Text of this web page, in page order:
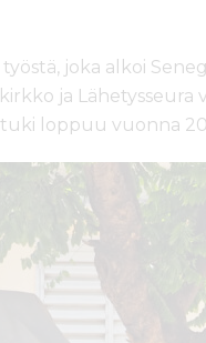
joka alkoi
ja Lähetysseura
loppuu vuonna